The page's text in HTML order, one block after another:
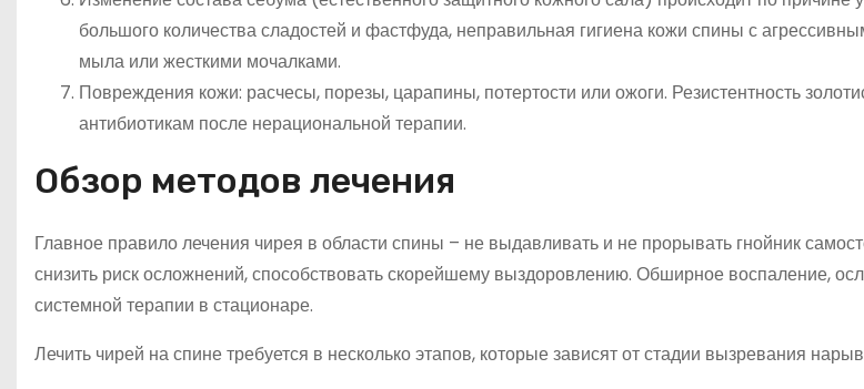
большого количества сладостей и фастфуда, неправильная гигиена кожи спины с
мыла или жесткими мочалками.
Повреждения кожи: расчесы, порезы, царапины, потертости или ожоги. Резистентность
антибиотикам после нерациональной терапии.
Обзор методов лечения
Главное правило лечения чирея в области спины – не выдавливать и не прорывать гнойник
снизить риск осложнений, способствовать скорейшему выздоровлению. Обширное воспаление,
системной терапии в стационаре.
Лечить чирей на спине требуется в несколько этапов, которые зависят от стадии вызревания